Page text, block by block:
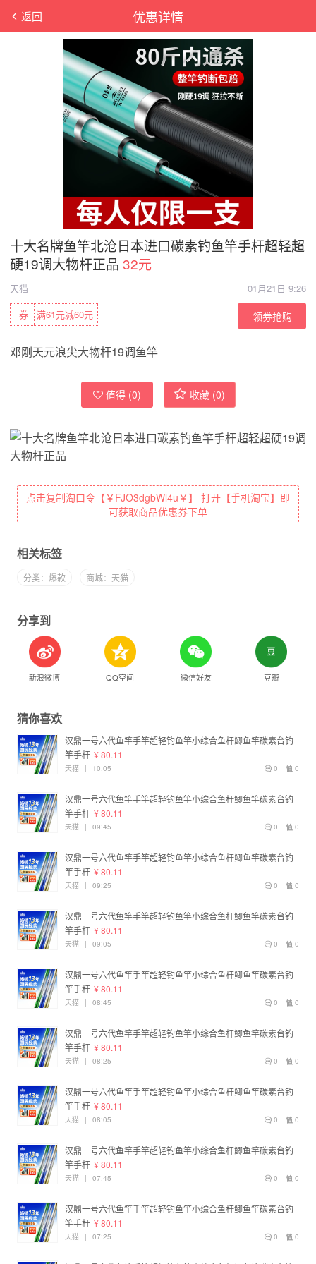
优惠详情
返回
十大名牌鱼竿北沧日本进口碳素钓鱼竿手杆超轻超
硬19调大物杆正品 32元
天猫
01月21日 9:26
满61元减60元
券 领券抢购
邓刚天元浪尖大物杆19调鱼竿
值得 (0) 收藏 (0)
点击复制淘口令【￥FJO3dgbWl4u￥】 打开【手机淘宝】即
可获取商品优惠券下单
相关标签
分类：爆款 商城：天猫
分享到
新浪微博 QQ空间 微信好友 豆瓣
猜你喜欢
汉鼎一号六代鱼竿手竿超轻钓鱼竿小综合鱼杆鲫鱼竿碳素台钓
竿手杆 ¥ 80.11
0
0
天猫 | 10:05
汉鼎一号六代鱼竿手竿超轻钓鱼竿小综合鱼杆鲫鱼竿碳素台钓
竿手杆 ¥ 80.11
0
0
天猫 | 09:45
汉鼎一号六代鱼竿手竿超轻钓鱼竿小综合鱼杆鲫鱼竿碳素台钓
竿手杆 ¥ 80.11
0
0
天猫 | 09:25
汉鼎一号六代鱼竿手竿超轻钓鱼竿小综合鱼杆鲫鱼竿碳素台钓
竿手杆 ¥ 80.11
0
0
天猫 | 09:05
汉鼎一号六代鱼竿手竿超轻钓鱼竿小综合鱼杆鲫鱼竿碳素台钓
竿手杆 ¥ 80.11
0
0
天猫 | 08:45
汉鼎一号六代鱼竿手竿超轻钓鱼竿小综合鱼杆鲫鱼竿碳素台钓
竿手杆 ¥ 80.11
0
0
天猫 | 08:25
汉鼎一号六代鱼竿手竿超轻钓鱼竿小综合鱼杆鲫鱼竿碳素台钓
竿手杆 ¥ 80.11
0
0
天猫 | 08:05
汉鼎一号六代鱼竿手竿超轻钓鱼竿小综合鱼杆鲫鱼竿碳素台钓
竿手杆 ¥ 80.11
0
0
天猫 | 07:45
汉鼎一号六代鱼竿手竿超轻钓鱼竿小综合鱼杆鲫鱼竿碳素台钓
竿手杆 ¥ 80.11
0
0
天猫 | 07:25